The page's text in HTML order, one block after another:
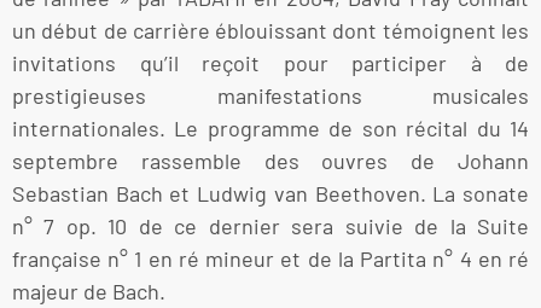
un début de carrière éblouissant dont témoignent les
invitations qu’il reçoit pour participer à de
prestigieuses manifestations musicales
internationales. Le programme de son récital du 14
septembre rassemble des ouvres de Johann
Sebastian Bach et Ludwig van Beethoven. La sonate
n° 7 op. 10 de ce dernier sera suivie de la Suite
française n° 1 en ré mineur et de la Partita n° 4 en ré
majeur de Bach.